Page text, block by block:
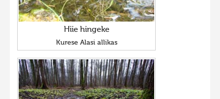
Hiie hingeke
Kurese Alasi allikas